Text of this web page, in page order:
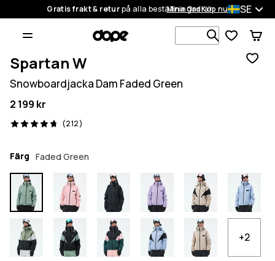
Gratis frakt & returpå alla beställningarKöp nu
Mina Ordrar SE
Sök bland
Spartan W
Snowboardjacka Dam Faded Green
2 199 kr
(212)
212 recensioner, 4.7/5
Färg Faded Green
+2